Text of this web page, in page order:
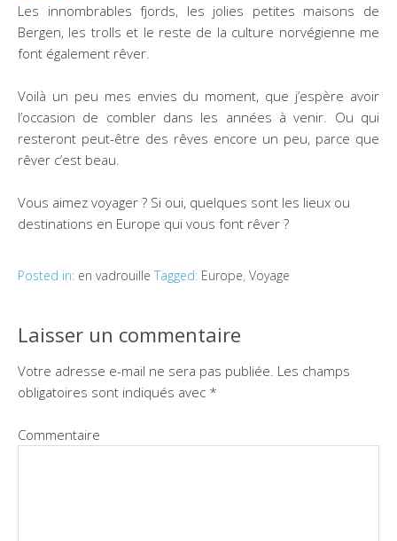
Les innombrables fjords, les jolies petites maisons de
Bergen, les trolls et le reste de la culture norvégienne me
font également rêver.
Voilà un peu mes envies du moment, que j’espère avoir
l’occasion de combler dans les années à venir. Ou qui
resteront peut-être des rêves encore un peu, parce que
rêver c’est beau.
Vous aimez voyager ? Si oui, quelques sont les lieux ou
destinations en Europe qui vous font rêver ?
Posted in: en vadrouille Tagged: Europe, Voyage
Laisser un commentaire
Votre adresse e-mail ne sera pas publiée. Les champs
obligatoires sont indiqués avec *
Commentaire